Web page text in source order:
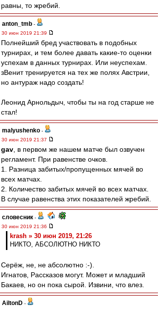
равны, то жребий.
anton_tmb -
30 июн 2019 21:39
Полнейший бред участвовать в подобных
турнирах, и тем более давать какие-то оценки
успехам в данных турнирах. Или неуспехам.
зВенит тренируется на тех же полях Австрии,
но антураж надо создать!
Леонид Арнольдыч, чтобы ты на год старше не
стал!
malyushenko -
30 июн 2019 21:37
gav , в первом же нашем матче был озвучен
регламент. При равенстве очков.
1. Разница забитых/пропущенных мячей во
всех матчах.
2. Количество забитых мячей во всех матчах.
В случае равенства этих показателей жребий.
словесник -
30 июн 2019 21:36
krash » 30 июн 2019, 21:26
НИКТО, АБСОЛЮТНО НИКТО
Серёж, не, не абсолютно :-).
Игнатов, Рассказов могут. Может и младший
Бакаев, но он пока сырой. Извини, что влез.
AiltonD -